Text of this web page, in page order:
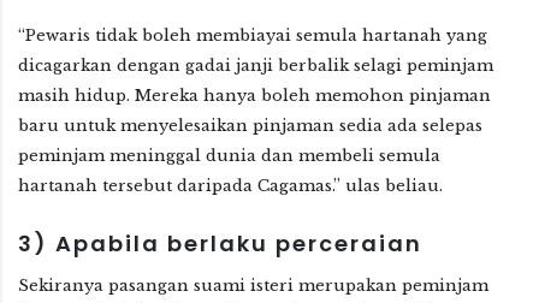
“Pewaris tidak boleh membiayai semula hartanah yang
dicagarkan dengan gadai janji berbalik selagi peminjam
masih hidup. Mereka hanya boleh memohon pinjaman
baru untuk menyelesaikan pinjaman sedia ada selepas
peminjam meninggal dunia dan membeli semula
hartanah tersebut daripada Cagamas.” ulas beliau.
3) Apabila berlaku perceraian
Sekiranya pasangan suami isteri merupakan peminjam